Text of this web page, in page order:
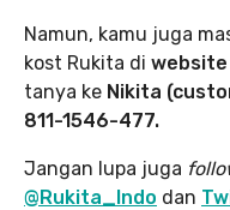
Namun, kamu juga
kost Rukita di website
tanya ke Nikita
811-1546-477.
Jangan lupa juga
@Rukita_Indo dan